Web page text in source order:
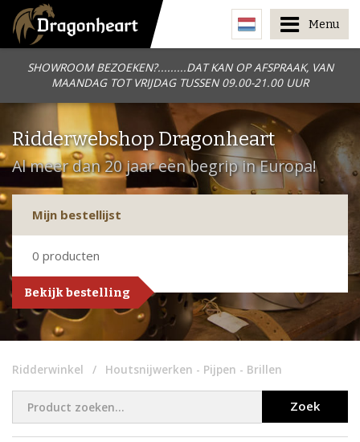
SHOWROOM BEZOEKEN?.........DAT KAN OP AFSPRAAK, VAN
MAANDAG TOT VRIJDAG TUSSEN 09.00-21.00 UUR
Menu
Ridderwebshop Dragonheart
Al meer dan 20 jaar een begrip in Europa!
Mijn bestellijst
0 producten
Bekijk bestelling
Ridderwinkel Houtsnijwerken - Pijpen - Brillen
Zoek